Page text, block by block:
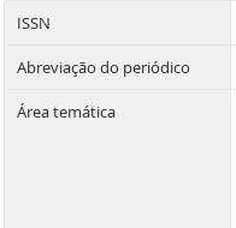
ISSN
Abreviação do periódico
Área temática